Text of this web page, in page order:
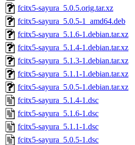
fcitx5-sayura_5.0.5.orig.tar.xz
fcitx5-sayura_5.0.5-1_amd64.deb
fcitx5-sayura_5.1.6-1.debian.tar.xz
fcitx5-sayura_5.1.4-1.debian.tar.xz
fcitx5-sayura_5.1.3-1.debian.tar.xz
fcitx5-sayura_5.1.1-1.debian.tar.xz
fcitx5-sayura_5.0.5-1.debian.tar.xz
fcitx5-sayura_5.1.4-1.dsc
fcitx5-sayura_5.1.6-1.dsc
fcitx5-sayura_5.1.1-1.dsc
fcitx5-sayura_5.0.5-1.dsc